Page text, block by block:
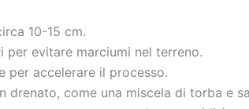
10-15 cm.
per evitare marciumi nel terreno.
per accelerare il processo.
drenato, come una miscela di torba e